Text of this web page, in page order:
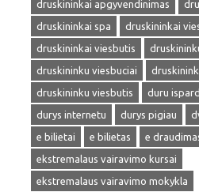
druskininkai apgyvendinimas
druskininkai spa
druskininkai
druskininkai viesbutis
druskininku viesbuciai
druskininku viesbutis
duru
durys internetu
durys pigiau
e bilietai
e bilietas e
ekstremalaus vairavimo kursai
ekstremalaus vairavimo mokykla